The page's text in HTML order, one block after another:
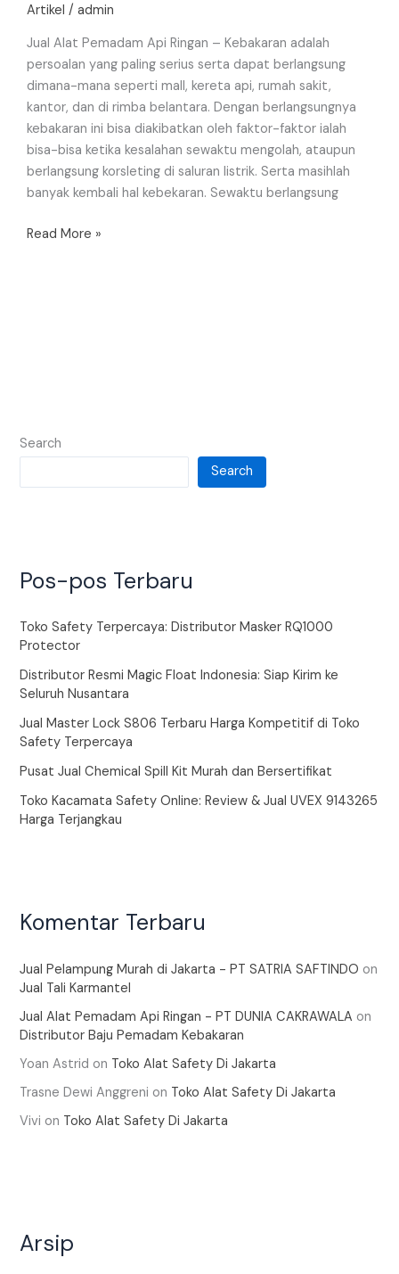
Artikel / admin
Jual Alat Pemadam Api Ringan – Kebakaran adalah
persoalan yang paling serius serta dapat berlangsung
dimana-mana seperti mall, kereta api, rumah sakit,
kantor, dan di rimba belantara. Dengan berlangsungnya
kebakaran ini bisa diakibatkan oleh faktor-faktor ialah
bisa-bisa ketika kesalahan sewaktu mengolah, ataupun
berlangsung korsleting di saluran listrik. Serta masihlah
banyak kembali hal kebekaran. Sewaktu berlangsung
Api
Read More »
Search
Search
Pos-pos Terbaru
Toko Safety Terpercaya: Distributor Masker RQ1000
Protector
Distributor Resmi Magic Float Indonesia: Siap Kirim ke
Seluruh Nusantara
Jual Master Lock S806 Terbaru Harga Kompetitif di Toko
Safety Terpercaya
Pusat Jual Chemical Spill Kit Murah dan Bersertifikat
Toko Kacamata Safety Online: Review & Jual UVEX 9143265
Harga Terjangkau
Komentar Terbaru
Jual Pelampung Murah di Jakarta - PT SATRIA SAFTINDO on
Jual Tali Karmantel
Jual Alat Pemadam Api Ringan - PT DUNIA CAKRAWALA on
Distributor Baju Pemadam Kebakaran
Yoan Astrid on Toko Alat Safety Di Jakarta
Trasne Dewi Anggreni on Toko Alat Safety Di Jakarta
Vivi on Toko Alat Safety Di Jakarta
Arsip